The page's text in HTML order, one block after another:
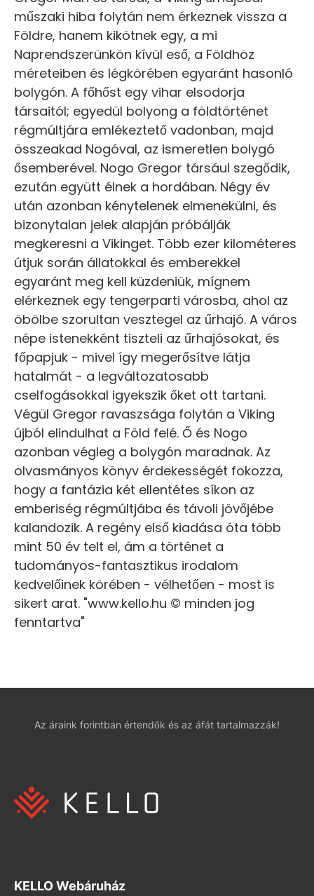
műszaki hiba folytán nem érkeznek vissza a
Földre, hanem kikötnek egy, a mi
Naprendszerünkön kívül eső, a Földhöz
méreteiben és légkörében egyaránt hasonló
bolygón. A főhőst egy vihar elsodorja
társaitól; egyedül bolyong a földtörténet
régmúltjára emlékeztető vadonban, majd
összeakad Nogóval, az ismeretlen bolygó
ősemberével. Nogo Gregor társául szegődik,
ezután együtt élnek a hordában. Négy év
után azonban kénytelenek elmenekülni, és
bizonytalan jelek alapján próbálják
megkeresni a Vikinget. Több ezer kilométeres
útjuk során állatokkal és emberekkel
egyaránt meg kell küzdeniük, mígnem
elérkeznek egy tengerparti városba, ahol az
öbölbe szorultan vesztegel az űrhajó. A város
népe istenekként tiszteli az űrhajósokat, és
főpapjuk - mivel így megerősítve látja
hatalmát - a legváltozatosabb
cselfogásokkal igyekszik őket ott tartani.
Végül Gregor ravaszsága folytán a Viking
újból elindulhat a Föld felé. Ő és Nogo
azonban végleg a bolygón maradnak. Az
olvasmányos könyv érdekességét fokozza,
hogy a fantázia két ellentétes síkon az
emberiség régmúltjába és távoli jövőjébe
kalandozik. A regény első kiadása óta több
mint 50 év telt el, ám a történet a
tudományos-fantasztikus irodalom
kedvelőinek körében - vélhetően - most is
sikert arat. "www.kello.hu © minden jog
fenntartva"
Az áraink forintban értendők és az áfát tartalmazzák!
KELLO Webáruház